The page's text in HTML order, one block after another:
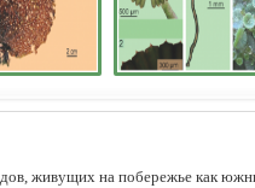
живущих на побережье как